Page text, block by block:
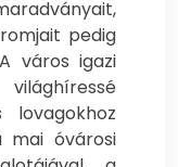
pedig
város igazi
mai óvárosi